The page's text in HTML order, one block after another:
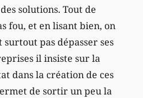
solutions. Tout de
fou, et en lisant bien, on
surtout pas dépasser ses
il insiste sur la
dans la création de ces
de sortir un peu la